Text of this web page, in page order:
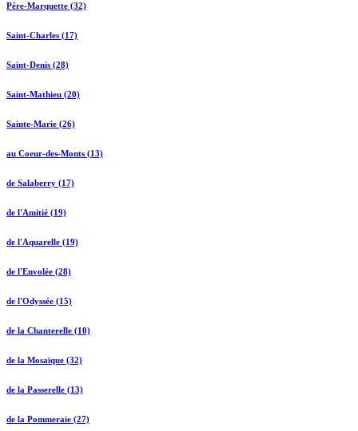
Père-Marquette (32)
Saint-Charles (17)
Saint-Denis (28)
Saint-Mathieu (20)
Sainte-Marie (26)
au Coeur-des-Monts (13)
de Salaberry (17)
de l'Amitié (19)
de l'Aquarelle (19)
de l'Envolée (28)
de l'Odyssée (15)
de la Chanterelle (10)
de la Mosaïque (32)
de la Passerelle (13)
de la Pommeraie (27)